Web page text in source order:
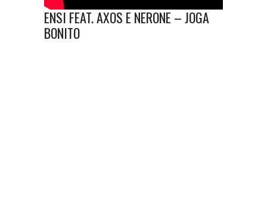
ENSI FEAT. AXOS E NERONE – JOGA
BONITO